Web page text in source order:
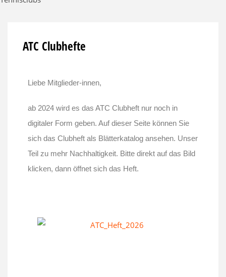
ATC Clubhefte
Liebe Mitglieder-innen,
ab 2024 wird es das ATC Clubheft nur noch in
digitaler Form geben. Auf dieser Seite können Sie
sich das Clubheft als Blätterkatalog ansehen. Unser
Teil zu mehr Nachhaltigkeit. Bitte direkt auf das Bild
klicken, dann öffnet sich das Heft.